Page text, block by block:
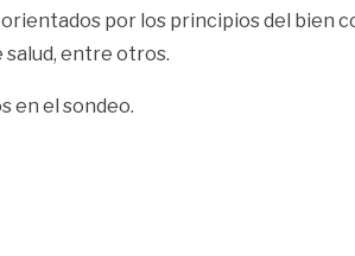
por los principios del bien
entre otros.
en el sondeo.